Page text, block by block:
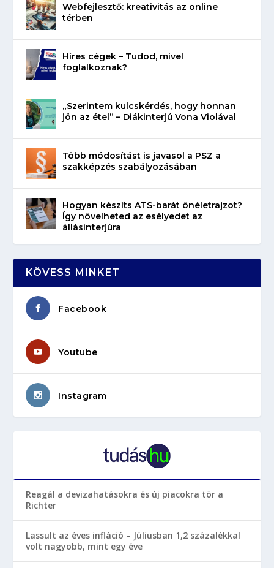
Webfejlesztő: kreativitás az online
térben
Híres cégek – Tudod, mivel
foglalkoznak?
„Szerintem kulcskérdés, hogy honnan
jön az étel” – Diákinterjú Vona Violával
Több módosítást is javasol a PSZ a
szakképzés szabályozásában
Hogyan készíts ATS-barát önéletrajzot?
Így növelheted az esélyedet az
állásinterjúra
KÖVESS MINKET
Facebook
Youtube
Instagram
Reagál a devizahatásokra és új piacokra tör a
Richter
Lassult az éves infláció – Júliusban 1,2 százalékkal
volt nagyobb, mint egy éve